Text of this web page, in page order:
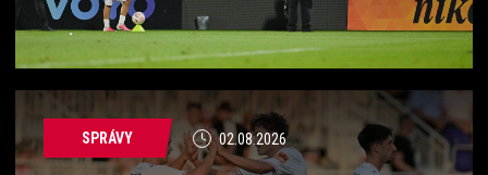
SPRÁVY 02.08.2026